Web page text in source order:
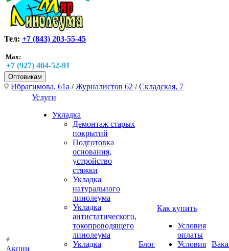
Тел: +7 (843) 203-55-45
Max:
+7 (927) 404-52-91
Оптовикам
Ибрагимова, 61а /Журналистов 62 /Складская, 7
Акции
Услуги
Укладка
Демонтаж старых
покрытий
Подготовка
основания,
устройство
стяжки
Укладка
натурального
линолеума
Укладка
антистатического,
токопроводящего
линолеума
Укладка
Блог
Как купить
Условия
оплаты
Условия